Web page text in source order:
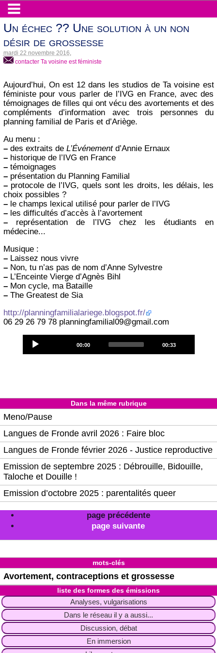
Un échec ?? Une solution à un non
désir de grossesse
mardi 22 novembre 2016
contacter Ta voisine est féministe
Aujourd’hui, On est 12 dans les studios de Ta voisine est
féministe pour vous parler de l’IVG en France, avec des
témoignages de filles qui ont vécu des avortements et des
compléments d’information avec trois personnes du
planning familial de Paris et d’Ariège.
Au menu :
–des extraits de L’Événementd’Annie Ernaux
–historique de l’IVG en France
–témoignages
–présentation du Planning Familial
–protocole de l’IVG, quels sont les droits, les délais, les
choix possibles ?
–le champs lexical utilisé pour parler de l’IVG
–les difficultés d’accès à l’avortement
–représentation de l’IVG chez les étudiants en
médecine...
Musique :
–Laissez nous vivre
–Non, tu n’as pas de nom d’Anne Sylvestre
–L’Enceinte Vierge d’Agnès Bihl
–Mon cycle, ma Bataille
–The Greatest de Sia
http://planningfamilialariege.blogspot.fr/
06 29 26 79 78 planningfamilial09@gmail.com
Player
Current
00:00
Total
00:33
Dans la même rubrique
Meno/Pause
Langues de Fronde avril 2026 : Faire bloc
Langues de Fronde février 2026 - Justice reproductive
Emission de septembre 2025 : Débrouille, Bidouille,
Taloche et Douille !
Emission d’octobre 2025 : parentalités queer
page précédente
page suivante
mots-clés
Avortement, contraceptions et grossesse
liste des formes des émissions
Analyses, vulgarisations
Dans le réseau il y a aussi...
Discussion, débat
En immersion